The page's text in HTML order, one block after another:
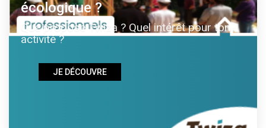
écologique ?
Que propose Twiza ? Quel intérêt pour ton
activité ?
JE DÉCOUVRE